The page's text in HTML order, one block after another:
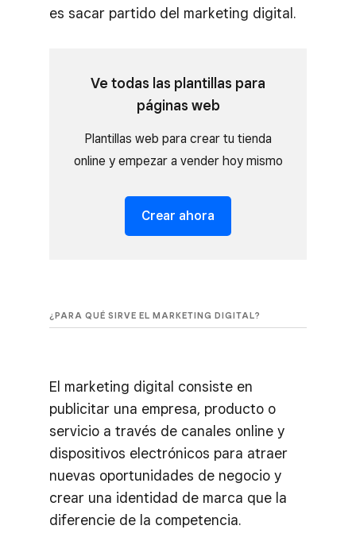
es sacar partido del marketing digital.
Ve todas las plantillas para
páginas web
Plantillas web para crear tu tienda
online y empezar a vender hoy mismo
Crear ahora
¿PARA QUÉ SIRVE EL MARKETING DIGITAL?
El marketing digital consiste en
publicitar una empresa, producto o
servicio a través de canales online y
dispositivos electrónicos para atraer
nuevas oportunidades de negocio y
crear una identidad de marca que la
diferencie de la competencia.